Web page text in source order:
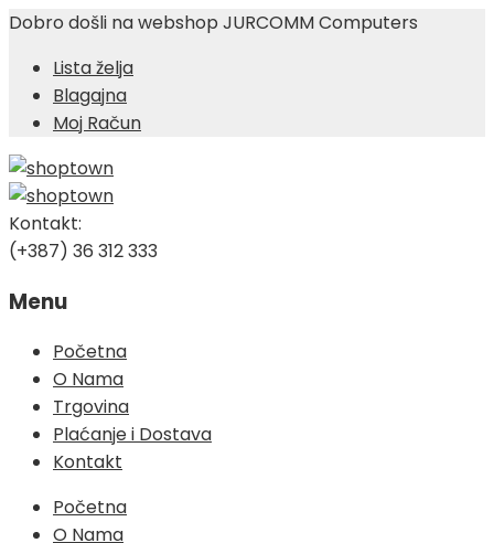
Dobro došli na webshop JURCOMM Computers
Lista želja
Blagajna
Moj Račun
Kontakt:
(+387) 36 312 333
Menu
Skip
content
Početna
O Nama
Trgovina
Plaćanje i Dostava
Kontakt
Početna
O Nama